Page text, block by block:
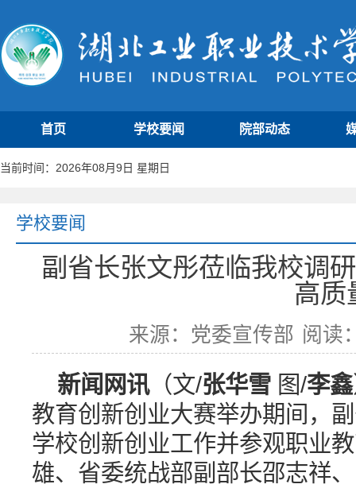
首页 学校要闻 院部动态
当前时间：2026年08月9日 星期日
学校要闻
副省长张文彤莅临我校调
高质
来源：党委宣传部 阅读
新闻网讯（文/张华雪 图/李鑫
教育创新创业大赛举办期间，
学校创新创业工作并参观职业
雄、省委统战部副部长邵志祥